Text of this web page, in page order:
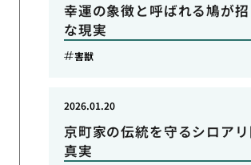
幸運の象徴と呼ばれる鳩が
な現実
害獣
京町家の伝統を守るシロア
真実
2026.01.20